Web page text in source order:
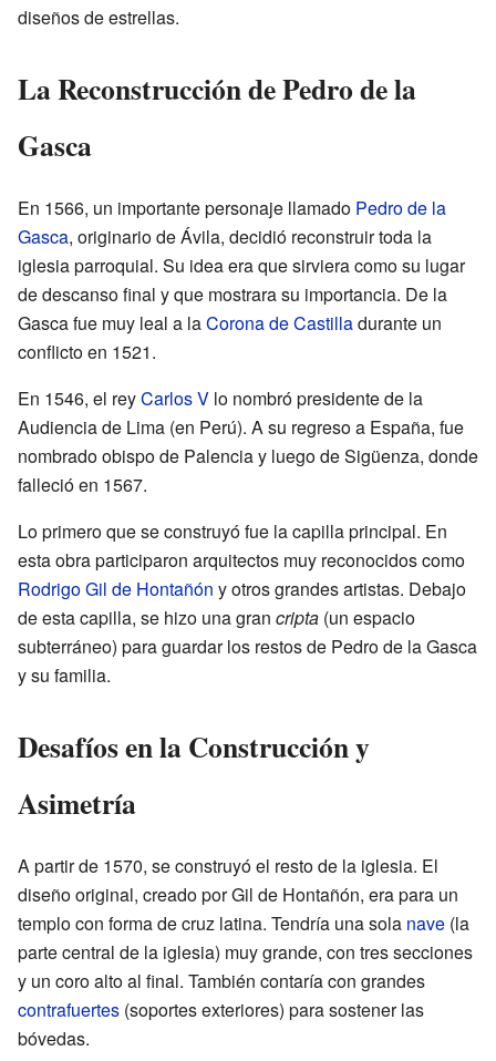
diseños de estrellas.
La Reconstrucción de Pedro de la
Gasca
En 1566, un importante personaje llamado Pedro de la
Gasca, originario de Ávila, decidió reconstruir toda la
iglesia parroquial. Su idea era que sirviera como su lugar
de descanso final y que mostrara su importancia. De la
Gasca fue muy leal a laCorona de Castilladurante un
conflicto en 1521.
En 1546, el reyCarlos V lo nombró presidente de la
Audiencia de Lima (en Perú). A su regreso a España, fue
nombrado obispo de Palencia y luego de Sigüenza, donde
falleció en 1567.
Lo primero que se construyó fue la capilla principal. En
esta obra participaron arquitectos muy reconocidos como
Rodrigo Gil de Hontañón y otros grandes artistas. Debajo
de esta capilla, se hizo una gran cripta (un espacio
subterráneo) para guardar los restos de Pedro de la Gasca
y su familia.
Desafíos en la Construcción y
Asimetría
A partir de 1570, se construyó el resto de la iglesia. El
diseño original, creado por Gil de Hontañón, era para un
templo con forma de cruz latina. Tendría una sola nave (la
parte central de la iglesia) muy grande, con tres secciones
y un coro alto al final. También contaría con grandes
contrafuertes (soportes exteriores) para sostener las
bóvedas.